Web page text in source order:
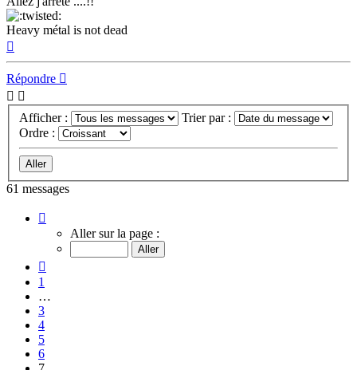
Heavy métal is not dead
Répondre
Afficher :
Trier par :
Ordre :
61 messages
sur
Aller sur la page :
1
…
3
4
5
6